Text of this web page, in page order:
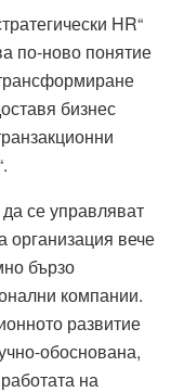
HR“
по-ново понятие
бизнес
да се управляват
организация вече
бързо
компании.
развитие
обоснована,
на